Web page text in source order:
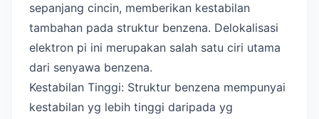
sepanjang cincin, memberikan kestabilan
tambahan pada struktur benzena. Delokalisasi
elektron pi ini merupakan salah satu ciri utama
dari senyawa benzena.
Kestabilan Tinggi: Struktur benzena mempunyai
kestabilan yg lebih tinggi daripada yg